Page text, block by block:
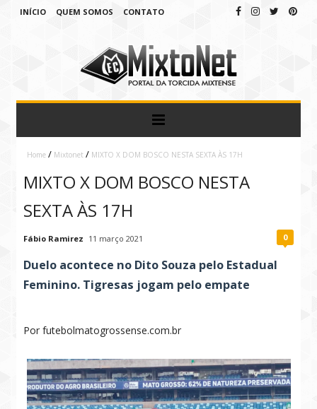
INÍCIO QUEM SOMOS CONTATO
Home / Mixtonet / MIXTO X DOM BOSCO NESTA SEXTA ÀS 17H
MIXTO X DOM BOSCO NESTA
SEXTA ÀS 17H
Fábio Ramirez 11 março 2021 0
Duelo acontece no Dito Souza pelo Estadual
Feminino. Tigresas jogam pelo empate
Por futebolmatogrossense.com.br